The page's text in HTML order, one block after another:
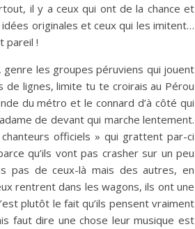
il y a ceux qui ont de la chance et
originales et ceux qui les imitent…
pareil !
genre les groupes péruviens qui jouent
lignes, limite tu te croirais au Pérou
du métro et le connard d’à côté qui
de devant qui marche lentement.
officiels » qui grattent par-ci
qu’ils vont pas crasher sur un peu
pas de ceux-là mais des autres, en
rentrent dans les wagons, ils ont une
plutôt le fait qu’ils pensent vraiment
faut dire une chose leur musique est